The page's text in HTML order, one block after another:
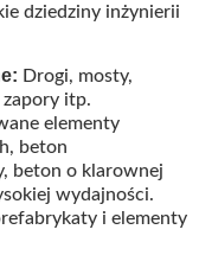
dziedziny inżynierii
Drogi, mosty,
itp.
elementy
beton
beton o klarownej
wydajności.
i elementy